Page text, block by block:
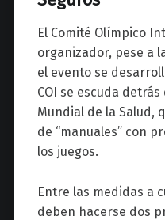
El Comité Olímpico
organizador, pese a
el evento se
COI se escuda
Mundial de la Salud,
de “manuales” con
los juegos.
Entre las medidas a
deben hacerse dos